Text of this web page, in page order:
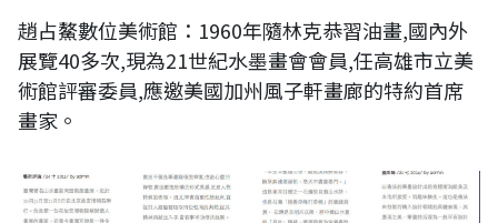
趙占鰲數位美術館：1960年隨林克恭習油畫,國內外
展覽40多次,現為21世紀水墨畫會會員,任高雄市立美
術館評審委員,應邀美國加州風子軒畫廊的特約首席
畫家。